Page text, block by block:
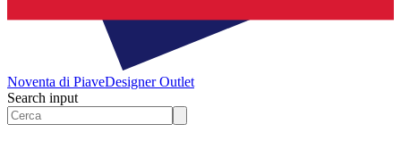
Noventa di PiaveDesigner Outlet
Search input